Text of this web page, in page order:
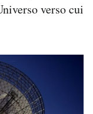
verso cui